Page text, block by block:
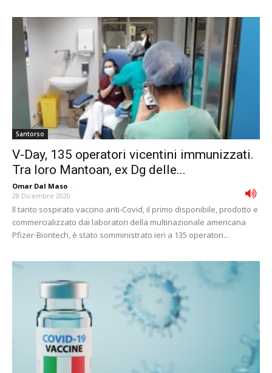
Santorso
V-Day, 135 operatori vicentini immunizzati.
Tra loro Mantoan, ex Dg delle...
Omar Dal Maso -
28 Dicembre 2020
Il tanto sospirato vaccino anti-Covid, il primo disponibile, prodotto e
commercializzato dai laboratori della multinazionale americana
Pfizer-Biontech, è stato somministrato ieri a 135 operatori...